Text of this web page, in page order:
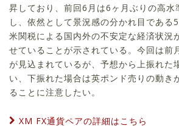
昇しており、前回6月は6ヶ月ぶりの高水
し、依然として景況感の分かれ目である
米関税による国内外の不安定な経済状況
せていることが示されている。今回は前
が見込まれているが、予想から上振れた
い、下振れた場合は英ポンド売りの動き
ることに注意したい。
XM FX通貨ペアの詳細はこちら